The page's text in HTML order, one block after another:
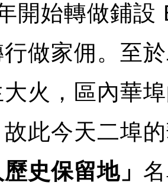
開始轉做鋪設
行做家佣。至
火，區內華
此今天二埠
歷史保留地」